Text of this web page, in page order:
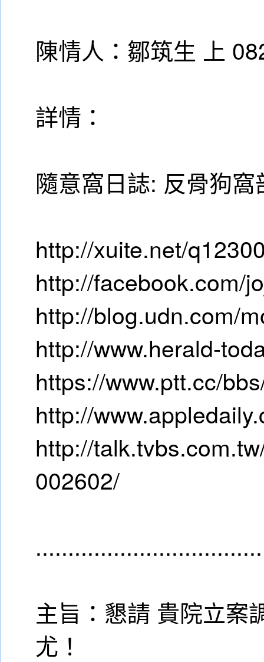
陳情人：鄒筑生 上
詳情：
隨意窩日誌: 反骨狗窩
http://xuite.net/
http://facebook.com/
http://blog.udn.com/
http://www.herald-
https://www.ptt.cc/
http://
http://
002602/
主旨：懇請 貴院立案
尤！